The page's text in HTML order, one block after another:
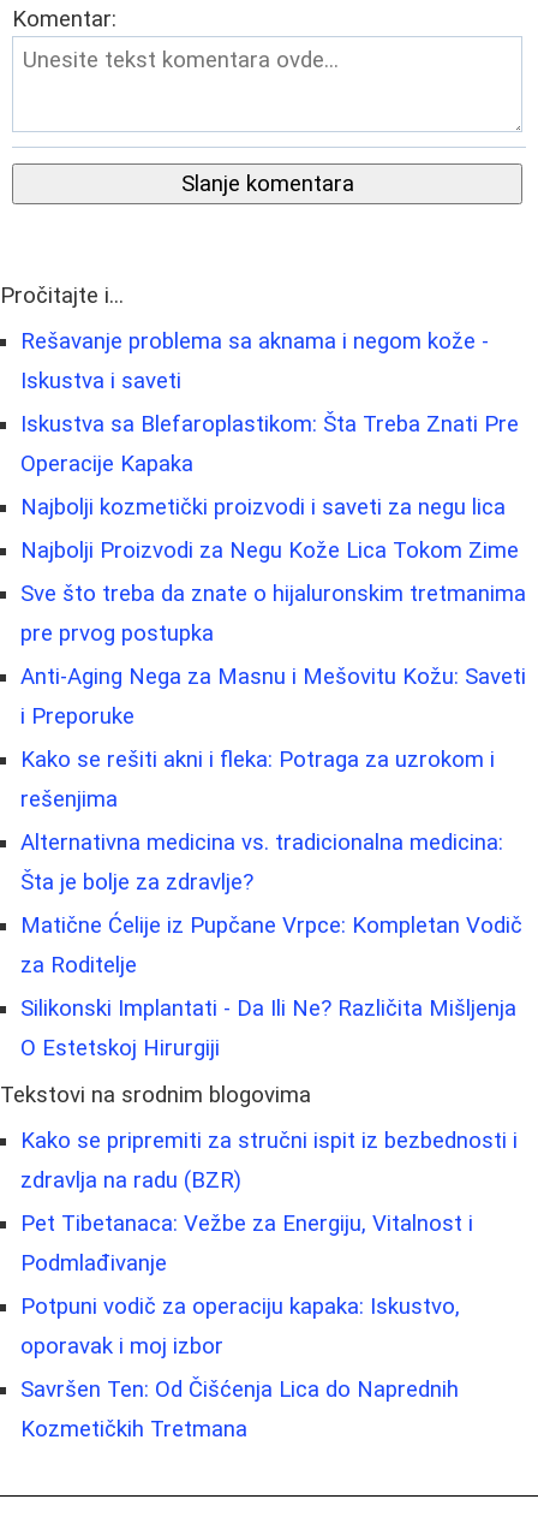
Komentar:
Slanje komentara
Pročitajte i...
Rešavanje problema sa aknama i negom kože -
Iskustva i saveti
Iskustva sa Blefaroplastikom: Šta Treba Znati Pre
Operacije Kapaka
Najbolji kozmetički proizvodi i saveti za negu lica
Najbolji Proizvodi za Negu Kože Lica Tokom Zime
Sve što treba da znate o hijaluronskim tretmanima
pre prvog postupka
Anti-Aging Nega za Masnu i Mešovitu Kožu: Saveti
i Preporuke
Kako se rešiti akni i fleka: Potraga za uzrokom i
rešenjima
Alternativna medicina vs. tradicionalna medicina:
Šta je bolje za zdravlje?
Matične Ćelije iz Pupčane Vrpce: Kompletan Vodič
za Roditelje
Silikonski Implantati - Da Ili Ne? Različita Mišljenja
O Estetskoj Hirurgiji
Tekstovi na srodnim blogovima
Kako se pripremiti za stručni ispit iz bezbednosti i
zdravlja na radu (BZR)
Pet Tibetanaca: Vežbe za Energiju, Vitalnost i
Podmlađivanje
Potpuni vodič za operaciju kapaka: Iskustvo,
oporavak i moj izbor
Savršen Ten: Od Čišćenja Lica do Naprednih
Kozmetičkih Tretmana